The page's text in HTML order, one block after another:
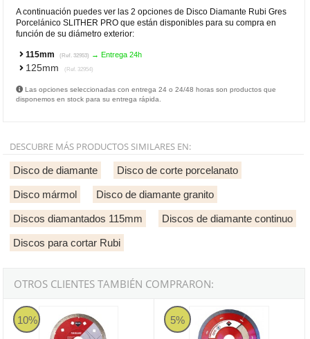
A continuación puedes ver las 2 opciones de Disco Diamante Rubi Gres
Porcelánico SLITHER PRO que están disponibles para su compra en
función de su diámetro exterior:
115mm (Ref. 32953) → Entrega 24h
125mm (Ref. 32954)
Las opciones seleccionadas con entrega 24 o 24/48 horas son productos que
disponemos en stock para su entrega rápida.
DESCUBRE MÁS PRODUCTOS SIMILARES EN:
Disco de diamante Disco de corte porcelanato
Disco mármol Disco de diamante granito
Discos diamantados 115mm Discos de diamante continuo
Discos para cortar Rubi
OTROS CLIENTES TAMBIÉN COMPRARON:
10%
Disco Diamante Rubi Gres Porcelánico SLITHER 115 SUPERPRO
5%
Disco Diamante Rubi Gres